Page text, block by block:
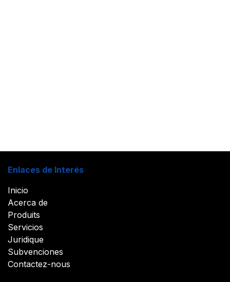
Enlaces de Interés
Inicio
Acerca de
Produits
Servicios
Juridique
Subvenciones
Contactez-nous